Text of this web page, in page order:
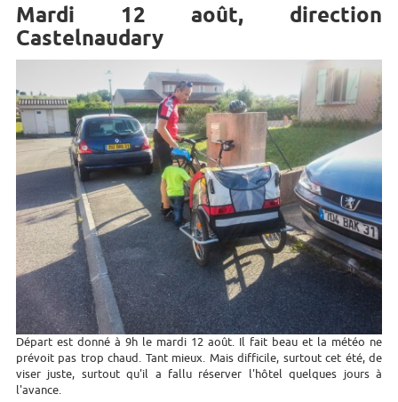
Mardi 12 août, direction
Castelnaudary
Départ est donné à 9h le mardi 12 août. Il fait beau et la météo ne
prévoit pas trop chaud. Tant mieux. Mais difficile, surtout cet été, de
viser juste, surtout qu'il a fallu réserver l'hôtel quelques jours à
l'avance.